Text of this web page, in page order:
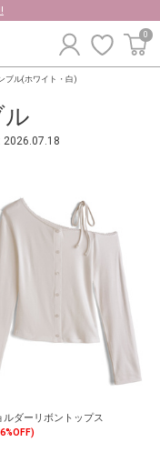
0
ブル(ホワイト・白)
2026.07.18
ルダーリボントップス